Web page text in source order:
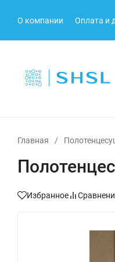
О компании Оплата и
Главная /
Избранное